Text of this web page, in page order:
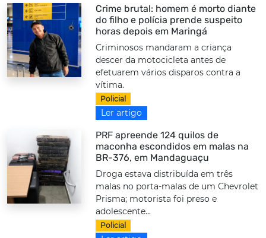
Crime brutal: homem é morto diante
do filho e polícia prende suspeito
horas depois em Maringá
Criminosos mandaram a criança
descer da motocicleta antes de
efetuarem vários disparos contra a
vítima.
Policial
Ler artigo
PRF apreende 124 quilos de
maconha escondidos em malas na
BR-376, em Mandaguaçu
Droga estava distribuída em três
malas no porta-malas de um Chevrolet
Prisma; motorista foi preso e
adolescente...
Policial